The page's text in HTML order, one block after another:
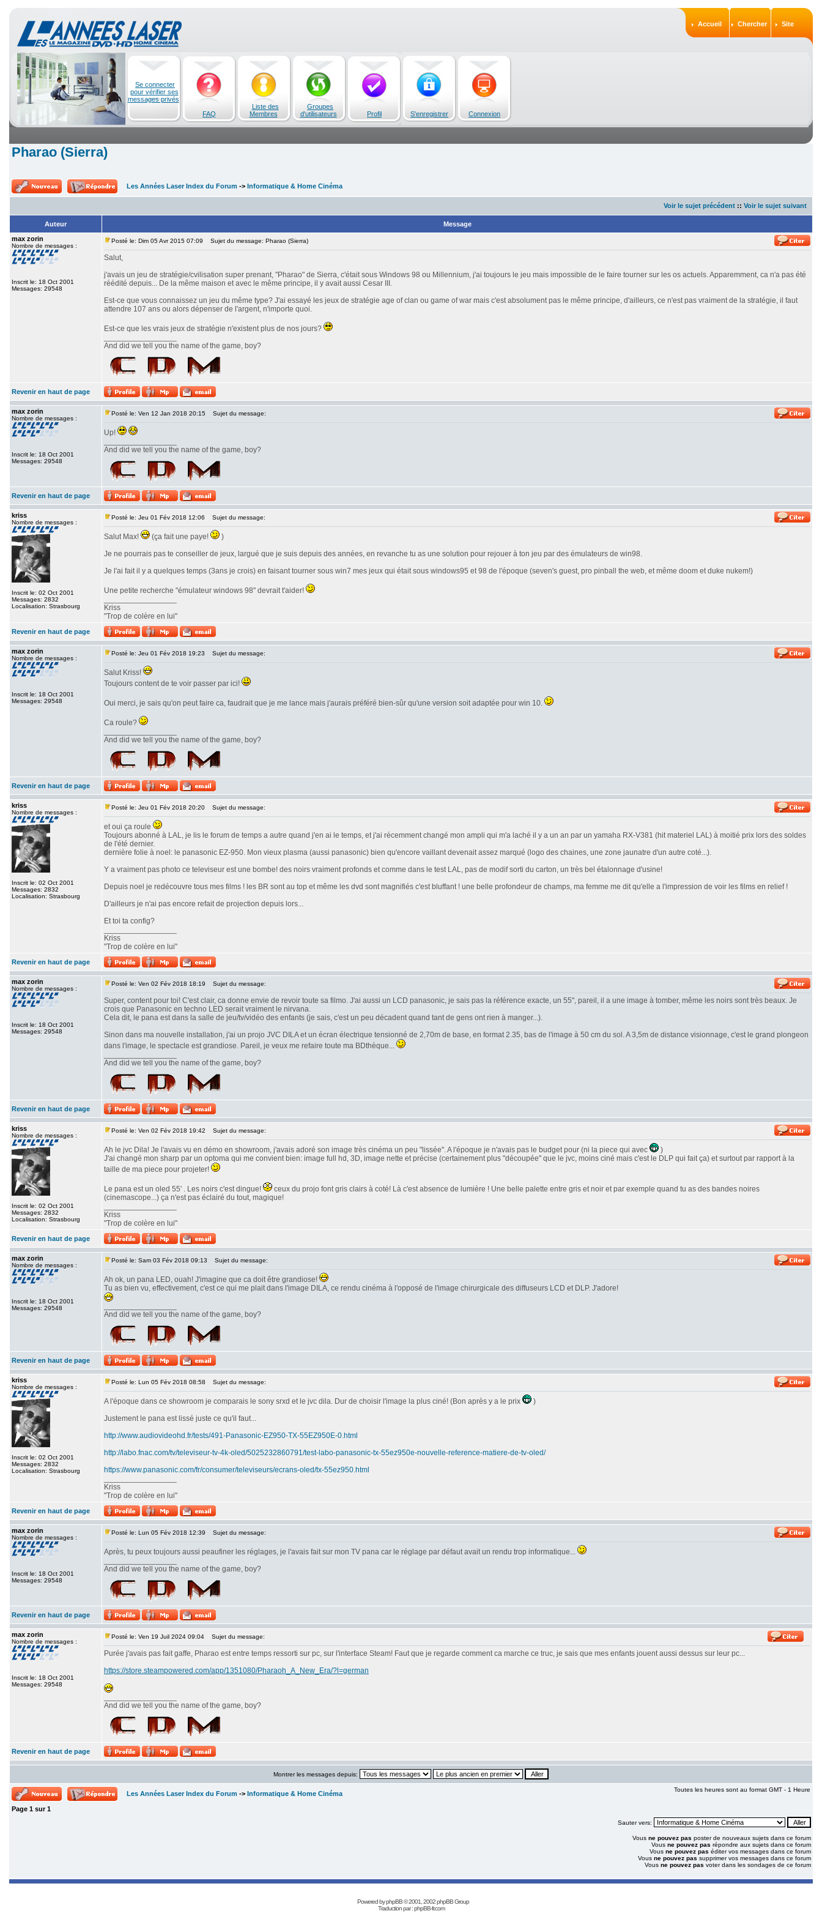
Accueil Chercher Site
Se connecter
pour vérifier ses
messages privés
FAQ
Liste des
Membres
Groupes
d'utilisateurs
Profil S'enregistrer Connexion
Pharao (Sierra)
Les Années Laser Index du Forum -> Informatique & Home Cinéma
Voir le sujet précédent :: Voir le sujet suivant
Auteur
Message
max zorin
Nombre de messages :
Inscrit le: 18 Oct 2001
Messages: 29548
Posté le: Dim 05 Avr 2015 07:09 Sujet du message: Pharao (Sierra)
Salut,
j'avais un jeu de stratégie/cvilisation super prenant, "Pharao" de Sierra, c'était sous Windows 98 ou Millennium, j'ai toujours le jeu mais impossible de le faire tourner sur les os actuels. Apparemment, ca n'a pas été
réédité depuis... De la même maison et avec le même principe, il y avait aussi Cesar III.
Est-ce que vous connaissez un jeu du même type? J'ai essayé les jeux de stratégie age of clan ou game of war mais c'est absolument pas le même principe, d'ailleurs, ce n'est pas vraiment de la stratégie, il faut
attendre 107 ans ou alors dépenser de l'argent, n'importe quoi.
Est-ce que les vrais jeux de stratégie n'existent plus de nos jours?
And did we tell you the name of the game, boy?
Revenir en haut de page
max zorin
Nombre de messages :
Inscrit le: 18 Oct 2001
Messages: 29548
Posté le: Ven 12 Jan 2018 20:15 Sujet du message:
Up!
And did we tell you the name of the game, boy?
Revenir en haut de page
kriss
Nombre de messages :
Inscrit le: 02 Oct 2001
Messages: 2832
Localisation: Strasbourg
Posté le: Jeu 01 Fév 2018 12:06 Sujet du message:
Salut Max! (ça fait une paye!
)
Je ne pourrais pas te conseiller de jeux, largué que je suis depuis des années, en revanche tu as une solution pour rejouer à ton jeu par des émulateurs de win98.
Je l'ai fait il y a quelques temps (3ans je crois) en faisant tourner sous win7 mes jeux qui était sous windows95 et 98 de l'époque (seven's guest, pro pinball the web, et même doom et duke nukem!)
Une petite recherche "émulateur windows 98" devrait t'aider!
Kriss
"Trop de colère en lui"
Revenir en haut de page
max zorin
Nombre de messages :
Inscrit le: 18 Oct 2001
Messages: 29548
Posté le: Jeu 01 Fév 2018 19:23 Sujet du message:
Salut Kriss!
Toujours content de te voir passer par ici!
Oui merci, je sais qu'on peut faire ca, faudrait que je me lance mais j'aurais préféré bien-sûr qu'une version soit adaptée pour win 10.
Ca roule?
And did we tell you the name of the game, boy?
Revenir en haut de page
kriss
Nombre de messages :
Inscrit le: 02 Oct 2001
Messages: 2832
Localisation: Strasbourg
Posté le: Jeu 01 Fév 2018 20:20 Sujet du message:
et oui ça roule
Toujours abonné à LAL, je lis le forum de temps a autre quand j'en ai le temps, et j'ai récemment changé mon ampli qui m'a laché il y a un an par un yamaha RX-V381 (hit materiel LAL) à moitié prix lors des soldes
de l'été dernier.
dernière folie à noel: le panasonic EZ-950. Mon vieux plasma (aussi panasonic) bien qu'encore vaillant devenait assez marqué (logo des chaines, une zone jaunatre d'un autre coté...).
Y a vraiment pas photo ce televiseur est une bombe! des noirs vraiment profonds et comme dans le test LAL, pas de modif sorti du carton, un très bel étalonnage d'usine!
Depuis noel je redécouvre tous mes films ! les BR sont au top et même les dvd sont magnifiés c'est bluffant ! une belle profondeur de champs, ma femme me dit qu'elle a l'impression de voir les films en relief !
D'ailleurs je n'ai pas encore refait de projection depuis lors...
Et toi ta config?
Kriss
"Trop de colère en lui"
Revenir en haut de page
max zorin
Nombre de messages :
Inscrit le: 18 Oct 2001
Messages: 29548
Posté le: Ven 02 Fév 2018 18:19 Sujet du message:
Super, content pour toi! C'est clair, ca donne envie de revoir toute sa filmo. J'ai aussi un LCD panasonic, je sais pas la référence exacte, un 55", pareil, il a une image à tomber, même les noirs sont très beaux. Je
crois que Panasonic en techno LED serait vraiment le nirvana.
Cela dit, le pana est dans la salle de jeu/tv/vidéo des enfants (je sais, c'est un peu décadent quand tant de gens ont rien à manger...).
Sinon dans ma nouvelle installation, j'ai un projo JVC DILA et un écran électrique tensionné de 2,70m de base, en format 2.35, bas de l'image à 50 cm du sol. A 3,5m de distance visionnage, c'est le grand plongeon
dans l'image, le spectacle est grandiose. Pareil, je veux me refaire toute ma BDthèque...
And did we tell you the name of the game, boy?
Revenir en haut de page
kriss
Nombre de messages :
Inscrit le: 02 Oct 2001
Messages: 2832
Localisation: Strasbourg
Posté le: Ven 02 Fév 2018 19:42 Sujet du message:
Ah le jvc Dila! Je l'avais vu en démo en showroom, j'avais adoré son image très cinéma un peu "lissée". A l'époque je n'avais pas le budget pour (ni la piece qui avec
)
J'ai changé mon sharp par un optoma qui me convient bien: image full hd, 3D, image nette et précise (certainement plus "découpée" que le jvc, moins ciné mais c'est le DLP qui fait ça) et surtout par rapport à la
taille de ma piece pour projeter!
Le pana est un oled 55' . Les noirs c'est dingue!
ceux du projo font gris clairs à coté! Là c'est absence de lumière ! Une belle palette entre gris et noir et par exemple quand tu as des bandes noires
(cinemascope...) ça n'est pas éclairé du tout, magique!
Kriss
"Trop de colère en lui"
Revenir en haut de page
max zorin
Nombre de messages :
Inscrit le: 18 Oct 2001
Messages: 29548
Posté le: Sam 03 Fév 2018 09:13 Sujet du message:
Ah ok, un pana LED, ouah! J'imagine que ca doit être grandiose!
Tu as bien vu, effectivement, c'est ce qui me plait dans l'image DILA, ce rendu cinéma à l'opposé de l'image chirurgicale des diffuseurs LCD et DLP. J'adore!
And did we tell you the name of the game, boy?
Revenir en haut de page
kriss
Nombre de messages :
Inscrit le: 02 Oct 2001
Messages: 2832
Localisation: Strasbourg
Posté le: Lun 05 Fév 2018 08:58 Sujet du message:
A l'époque dans ce showroom je comparais le sony srxd et le jvc dila. Dur de choisir l'image la plus ciné! (Bon après y a le prix
)
Justement le pana est lissé juste ce qu'il faut...
http://www.audiovideohd.fr/tests/491-Panasonic-EZ950-TX-55EZ950E-0.html
http://labo.fnac.com/tv/televiseur-tv-4k-oled/5025232860791/test-labo-panasonic-tx-55ez950e-nouvelle-reference-matiere-de-tv-oled/
https://www.panasonic.com/fr/consumer/televiseurs/ecrans-oled/tx-55ez950.html
Kriss
"Trop de colère en lui"
Revenir en haut de page
max zorin
Nombre de messages :
Inscrit le: 18 Oct 2001
Messages: 29548
Posté le: Lun 05 Fév 2018 12:39 Sujet du message:
Après, tu peux toujours aussi peaufiner les réglages, je l'avais fait sur mon TV pana car le réglage par défaut avait un rendu trop informatique...
And did we tell you the name of the game, boy?
Revenir en haut de page
max zorin
Nombre de messages :
Inscrit le: 18 Oct 2001
Messages: 29548
Posté le: Ven 19 Juil 2024 09:04 Sujet du message:
Purée j'avais pas fait gaffe, Pharao est entre temps ressorti sur pc, sur l'interface Steam! Faut que je regarde comment ca marche ce truc, je sais que mes enfants jouent aussi dessus sur leur pc...
https://store.steampowered.com/app/1351080/Pharaoh_A_New_Era/?l=german
And did we tell you the name of the game, boy?
Revenir en haut de page
Montrer les messages depuis:
Les Années Laser Index du Forum -> Informatique & Home Cinéma
Toutes les heures sont au format GMT - 1 Heure
Page 1 sur1
Sauter vers:
Vous ne pouvez pas poster de nouveaux sujets dans ce forum
Vous ne pouvez pas répondre aux sujets dans ce forum
Vous ne pouvez pas éditer vos messages dans ce forum
Vous ne pouvez pas supprimer vos messages dans ce forum
Vous ne pouvez pas voter dans les sondages de ce forum
Powered byphpBB© 2001, 2002 phpBB Group
Traduction par :phpBB-fr.com